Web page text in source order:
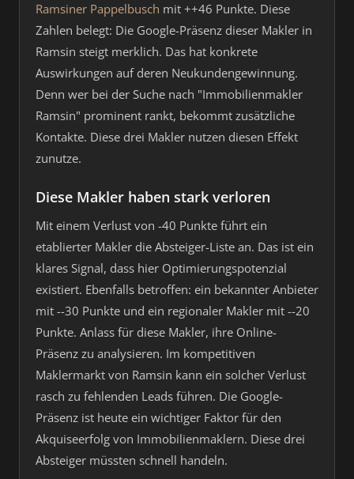
Ramsiner Pappelbusch mit ++46 Punkte. Diese
Zahlen belegt: Die Google-Präsenz dieser Makler in
Ramsin steigt merklich. Das hat konkrete
Auswirkungen auf deren Neukundengewinnung.
Denn wer bei der Suche nach "Immobilienmakler
Ramsin" prominent rankt, bekommt zusätzliche
Kontakte. Diese drei Makler nutzen diesen Effekt
zunutze.
Diese Makler haben stark verloren
Mit einem Verlust von -40 Punkte führt ein
etablierter Makler die Absteiger-Liste an. Das ist ein
klares Signal, dass hier Optimierungspotenzial
existiert. Ebenfalls betroffen: ein bekannter Anbieter
mit --30 Punkte und ein regionaler Makler mit --20
Punkte. Anlass für diese Makler, ihre Online-
Präsenz zu analysieren. Im kompetitiven
Maklermarkt von Ramsin kann ein solcher Verlust
rasch zu fehlenden Leads führen. Die Google-
Präsenz ist heute ein wichtiger Faktor für den
Akquiseerfolg von Immobilienmaklern. Diese drei
Absteiger müssten schnell handeln.